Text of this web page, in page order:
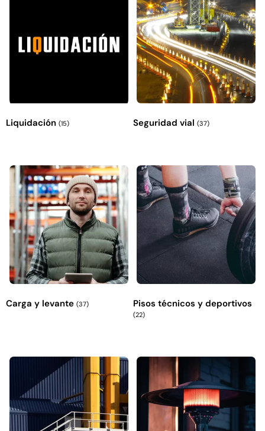
Liquidación (15) Seguridad vial (37)
Carga y levante (37) Pisos técnicos y deportivos
(22)